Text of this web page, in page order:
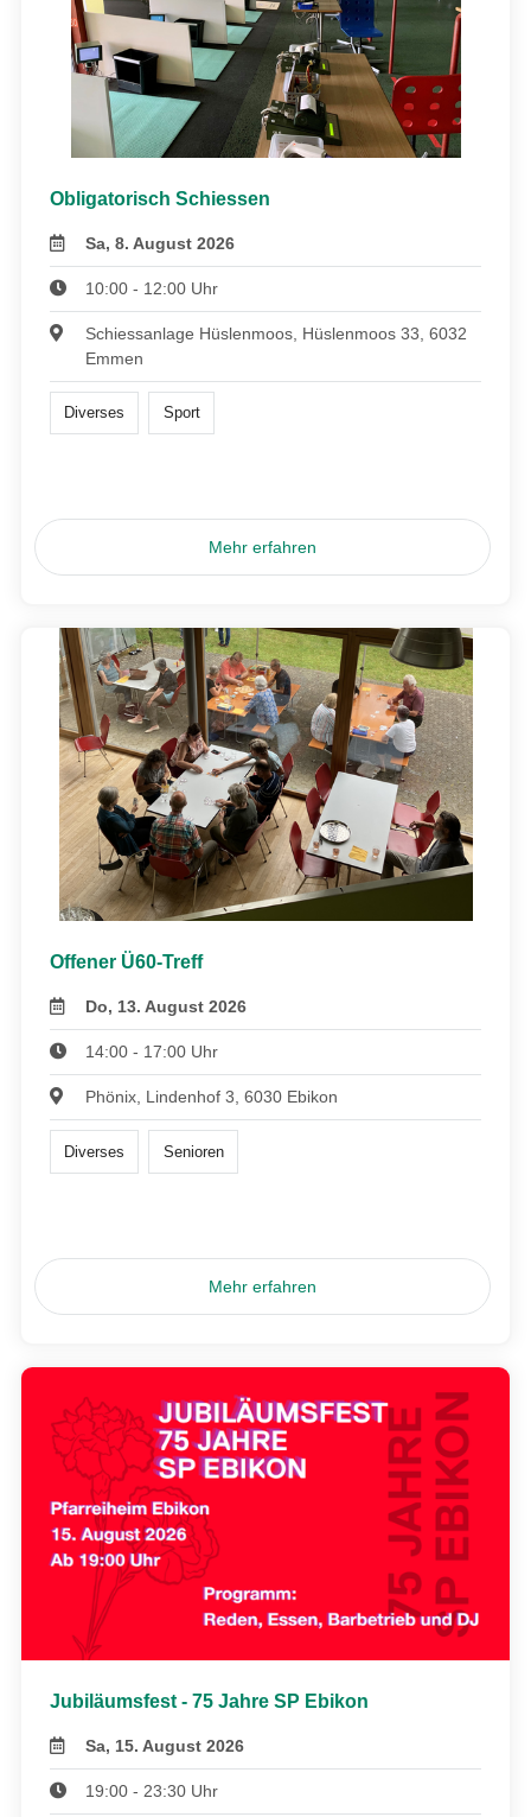
Obligatorisch Schiessen
Sa, 8. August 2026
10:00 - 12:00 Uhr
Schiessanlage Hüslenmoos, Hüslenmoos 33, 6032
Emmen
Diverses Sport
Mehr erfahren
Offener Ü60-Treff
Do, 13. August 2026
14:00 - 17:00 Uhr
Phönix, Lindenhof 3, 6030 Ebikon
Diverses Senioren
Mehr erfahren
Jubiläumsfest - 75 Jahre SP Ebikon
Sa, 15. August 2026
19:00 - 23:30 Uhr